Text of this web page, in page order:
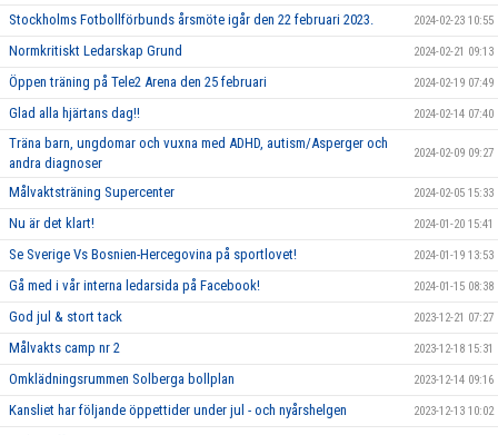
Stockholms Fotbollförbunds årsmöte igår den 22 februari 2023. 2024-02-23 10:55
Normkritiskt Ledarskap Grund 2024-02-21 09:13
Öppen träning på Tele2 Arena den 25 februari 2024-02-19 07:49
Glad alla hjärtans dag!! 2024-02-14 07:40
Träna barn, ungdomar och vuxna med ADHD, autism/Asperger och
andra diagnoser
2024-02-09 09:27
Målvaktsträning Supercenter 2024-02-05 15:33
Nu är det klart! 2024-01-20 15:41
Se Sverige Vs Bosnien-Hercegovina på sportlovet! 2024-01-19 13:53
Gå med i vår interna ledarsida på Facebook! 2024-01-15 08:38
God jul & stort tack 2023-12-21 07:27
Målvakts camp nr 2 2023-12-18 15:31
Omklädningsrummen Solberga bollplan 2023-12-14 09:16
Kansliet har följande öppettider under jul - och nyårshelgen 2023-12-13 10:02